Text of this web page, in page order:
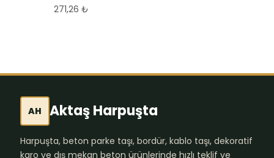
271,26 ₺
AH Aktaş Harpuşta
Harpuşta, beton parke taşı, bordür, kablo taşı, dekoratif
karo ve dış mekan beton ürünlerinde hızlı teklif ve